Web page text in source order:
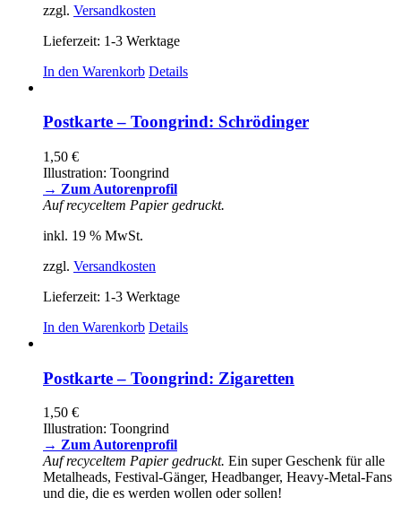
zzgl. Versandkosten
Lieferzeit: 1-3 Werktage
In den Warenkorb Details
Postkarte – Toongrind: Schrödinger
1,50 €
Illustration: Toongrind
→ Zum Autorenprofil
Auf recyceltem Papier gedruckt.
inkl. 19 % MwSt.
zzgl. Versandkosten
Lieferzeit: 1-3 Werktage
In den Warenkorb Details
Postkarte – Toongrind: Zigaretten
1,50 €
Illustration: Toongrind
→ Zum Autorenprofil
Auf recyceltem Papier gedruckt. Ein super Geschenk für alle
Metalheads, Festival-Gänger, Headbanger, Heavy-Metal-Fans
und die, die es werden wollen oder sollen!